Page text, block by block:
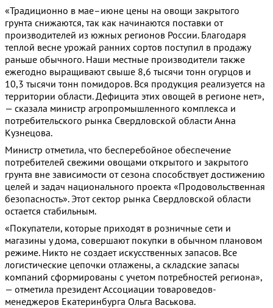
«Традиционно в мае–июне цены на овощи закрытого
грунта снижаются, так как начинаются поставки от
производителей из южных регионов России. Благодаря
теплой весне урожай ранних сортов поступил в продажу
раньше обычного. Наши местные производители также
ежегодно выращивают свыше 8,6 тысячи тонн огурцов и
10,3 тысячи тонн помидоров. Вся продукция реализуется на
территории области. Дефицита этих овощей в регионе нет»,
— сказала министр агропромышленного комплекса и
потребительского рынка Свердловской области Анна
Кузнецова.
Министр отметила, что бесперебойное обеспечение
потребителей свежими овощами открытого и закрытого
грунта вне зависимости от сезона способствует достижению
целей и задач национального проекта «Продовольственная
безопасность». Этот сектор рынка Свердловской области
остается стабильным.
«Покупатели, которые приходят в розничные сети и
магазины у дома, совершают покупки в обычном плановом
режиме. Никто не создает искусственных запасов. Все
логистические цепочки отлажены, а складские запасы
компаний сформированы с учетом потребностей региона»,
— отметила президент Ассоциации товароведов-
менеджеров Екатеринбурга Ольга Васькова.